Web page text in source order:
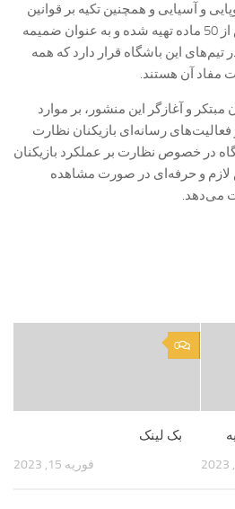
و آسیایی و همچنین تکیه بر قوانین
بین‌المللی، در 4 بخش با بیش از 50 ماده تهیه شده و به عنوان ضمیمه
تیم‌های این باشگاه قرار دارد که همه
مفاد آن هستند.
مبتکر و آغازگر این منشور، بر موارد
رسانه‌ای بازیکنان نظارت
در خصوص نظارت بر عملکرد بازیکنان
لازم و حرفه‌ای در صورت مشاهده
می‌دهد.
0
بک لینک
فوریه 15, 2023